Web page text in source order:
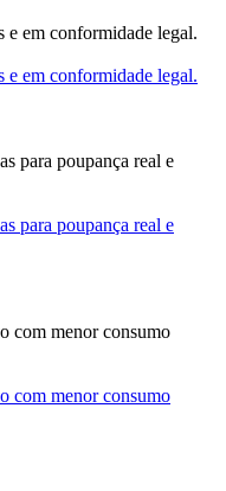
e em conformidade legal.
e em conformidade legal.
para poupança real e
para poupança real e
com menor consumo
com menor consumo